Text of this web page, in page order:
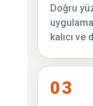
Doğru
kalıcı ve
03